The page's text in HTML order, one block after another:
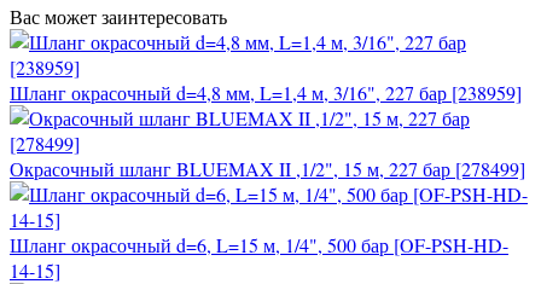
Вас может заинтересовать
Шланг окрасочный d=4,8 мм, L=1,4 м, 3/16", 227 бар [238959]
Окрасочный шланг BLUEMAX II ,1/2", 15 м, 227 бар [278499]
Шланг окрасочный d=6, L=15 м, 1/4", 500 бар [OF-PSH-HD-
14-15]